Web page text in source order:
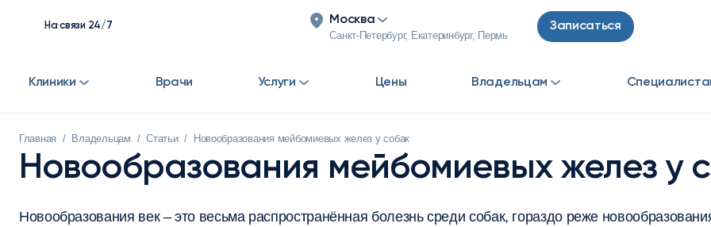
На связи 24/7 Москва
Санкт-Петербург, Екатеринбург, Пермь
Записаться
Клиники Врачи Услуги Цены Владельцам
Главная / Владельцам / Статьи / Новообразования мейбомиевых желез у собак
Новообразования мейбомиевых желез у
Новообразования век – это весьма распространённая болезнь среди собак, гораздо реже